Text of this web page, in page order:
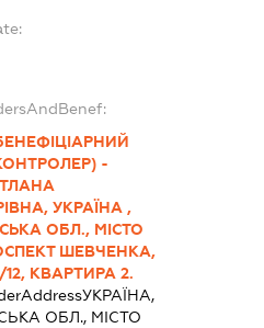
-
УКРАЇНА ,
ОБЛ., МІСТО
ШЕВЧЕНКА,
КВАРТИРА 2.
УКРАЇНА,
ОБЛ., МІСТО